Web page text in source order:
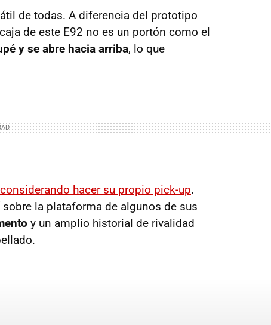
de todas. A diferencia del prototipo
de este E92 no es un portón como el
y se abre hacia arriba, lo que
hacer su propio pick-up.
la plataforma de algunos de sus
y un amplio historial de rivalidad